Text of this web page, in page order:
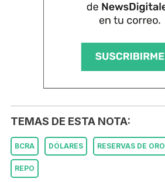
TEMAS DE ESTA NOTA:
BCRA DÓLARES RESERVAS DE ORO
REPO